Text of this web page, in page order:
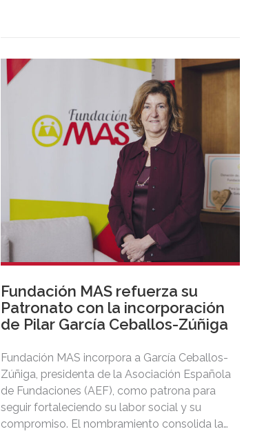
Fundación MAS refuerza su
Patronato con la incorporación
de Pilar García Ceballos-Zúñiga
Fundación MAS incorpora a García Ceballos-
Zúñiga, presidenta de la Asociación Española
de Fundaciones (AEF), como patrona para
seguir fortaleciendo su labor social y su
compromiso. El nombramiento consolida la